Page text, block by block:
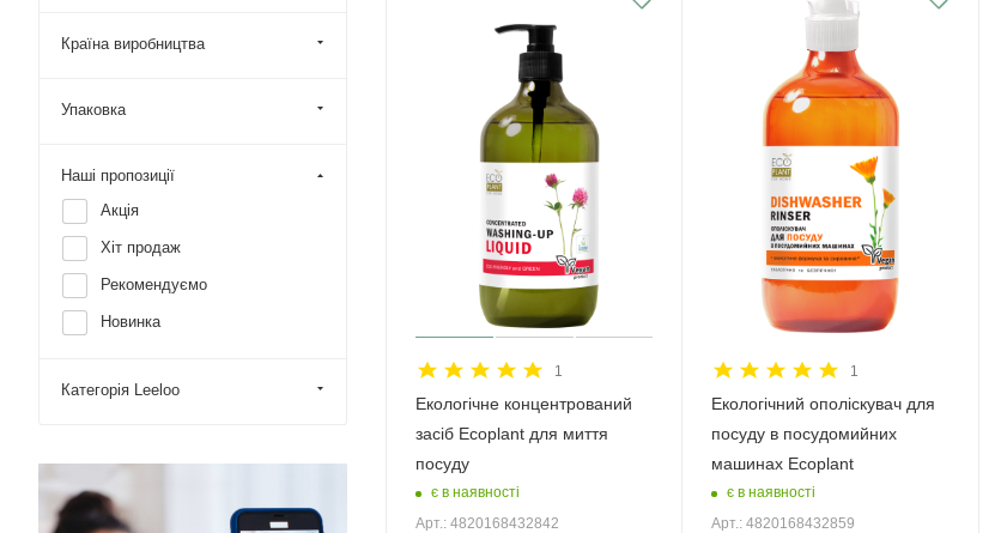
1
Екологічне концентрований
засіб Ecoplant для миття
посуду
є в наявності
Арт.: 4820168432842
1
Екологічний ополіскувач для
посуду в посудомийних
машинах Ecoplant
є в наявності
Арт.: 4820168432859
Країна виробництва
Упаковка
Наші пропозиції
Акція
Хіт продаж
Рекомендуємо
Новинка
Категорія Leeloo